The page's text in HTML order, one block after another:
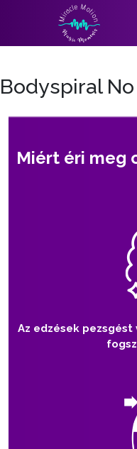
Bodyspiral
Miért éri meg
Az edzések